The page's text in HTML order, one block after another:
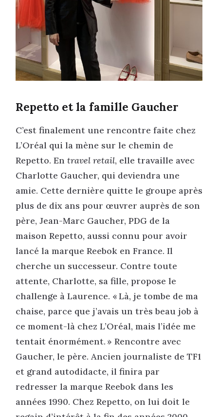
Repetto et la famille Gaucher
C’est finalement une rencontre faite chez
L’Oréal qui la mène sur le chemin de
Repetto. En travel retail, elle travaille avec
Charlotte Gaucher, qui deviendra une
amie. Cette dernière quitte le groupe après
plus de dix ans pour œuvrer auprès de son
père, Jean-Marc Gaucher, PDG de la
maison Repetto, aussi connu pour avoir
lancé la marque Reebok en France. Il
cherche un successeur. Contre toute
attente, Charlotte, sa fille, propose le
challenge à Laurence. « Là, je tombe de ma
chaise, parce que j’avais un très beau job à
ce moment-là chez L’Oréal, mais l’idée me
tentait énormément. » Rencontre avec
Gaucher, le père. Ancien journaliste de TF1
et grand autodidacte, il finira par
redresser la marque Reebok dans les
années 1990. Chez Repetto, on lui doit le